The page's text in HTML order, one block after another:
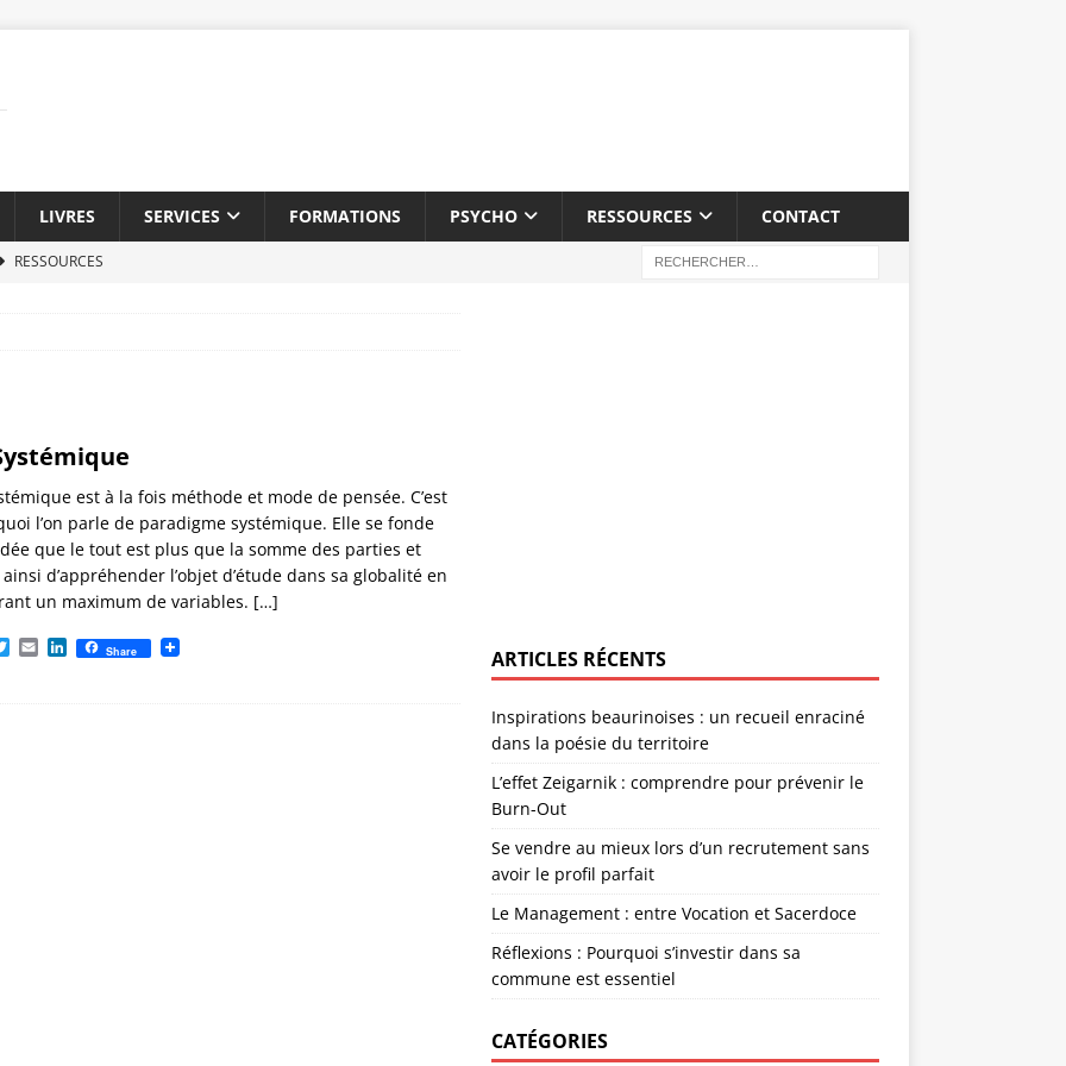
LIVRES SERVICES FORMATIONS PSYCHO RESSOURCES CONTACT
RESSOURCES
COACHING
MANAGEMENT
: un recueil enraciné dans la poésie du territoire
ACTUS
pour prévenir le Burn-Out
CARRIÈRE
est à la fois méthode et mode de pensée. C’est
l’on parle de paradigme systémique. Elle se fonde
que le tout est plus que la somme des parties et
d’appréhender l’objet d’étude dans sa globalité en
un maximum de variables. […]
T E Share ARTICLES RÉCENTS
Inspirations beaurinoises : un recueil enraciné
dans la poésie du territoire
L’effet Zeigarnik : comprendre pour prévenir le
Burn-Out
Se vendre au mieux lors d’un recrutement sans
avoir le profil parfait
Le Management : entre Vocation et Sacerdoce
Réflexions : Pourquoi s’investir dans sa
commune est essentiel
CATÉGORIES